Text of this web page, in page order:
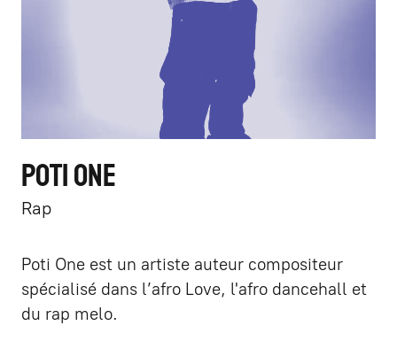
POTI ONE
Rap
Poti One est un artiste auteur compositeur
spécialisé dans l’afro Love, l'afro dancehall et
du rap melo.